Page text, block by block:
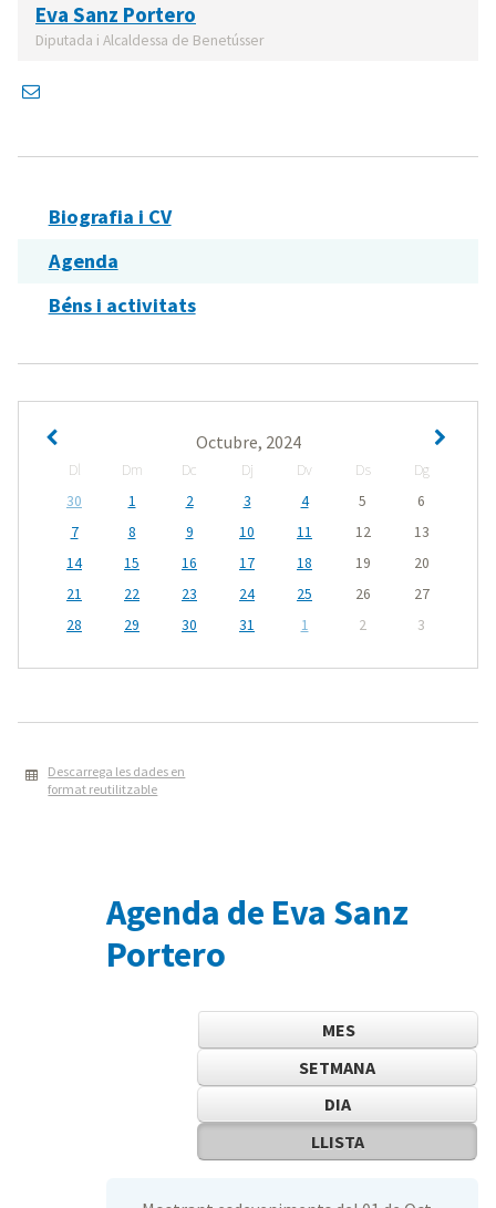
Eva Sanz Portero
Diputada i Alcaldessa de Benetússer
Biografia i CV
Agenda
Béns i activitats
Octubre, 2024
Dl Dm Dc Dj Dv Ds
Dg
30
1 2 3 4 5
6
7
8 9 10 11 12
13
14
15 16 17 18 19
20
21
22 23 24 25 26
27
28
29 30 31 1 2 3
Descarrega les dades en
format reutilitzable
Agenda de Eva Sanz
Portero
MES
SETMANA
DIA
LLISTA